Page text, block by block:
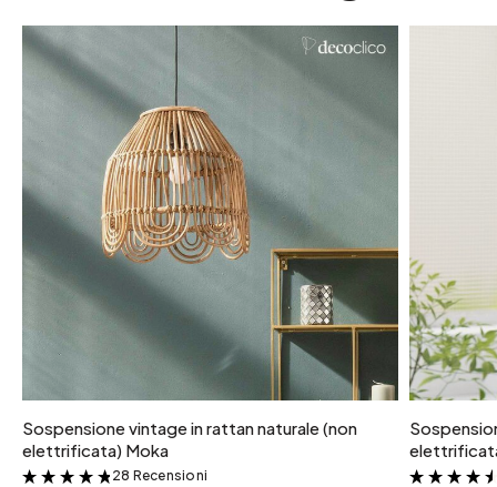
Sospensione vintage in rattan naturale (non
elettrificata) Moka
&
28 Recensioni